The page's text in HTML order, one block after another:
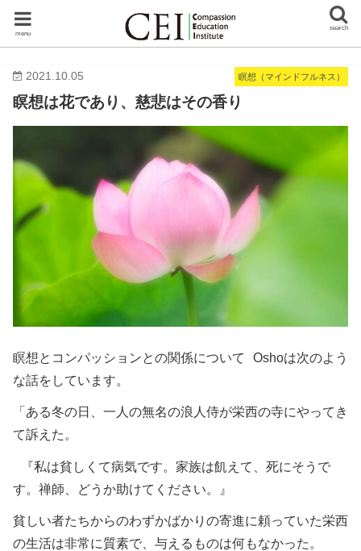
search
menu
瞑想（マインドフルネス）
2021.10.05
瞑想は花であり、慈悲はその香り
瞑想とコンパッションとの関係について Oshoは次のよう
な話をしています。
「ある冬の日、一人の無名の浪人侍が栄西の寺にやってき
て訴えた。
『私は貧しくて病気です。家族は飢えて、死にそうで
す。禅師、どうか助けてください。』
貧しい者たちからのわずかばかりの寄進に頼っていた栄西
の生活は非常に質素で、与えるものは何もなかった。